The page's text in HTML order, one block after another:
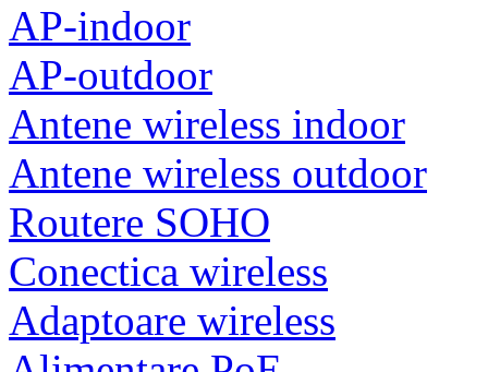
AP-indoor
AP-outdoor
Antene wireless indoor
Antene wireless outdoor
Routere SOHO
Conectica wireless
Adaptoare wireless